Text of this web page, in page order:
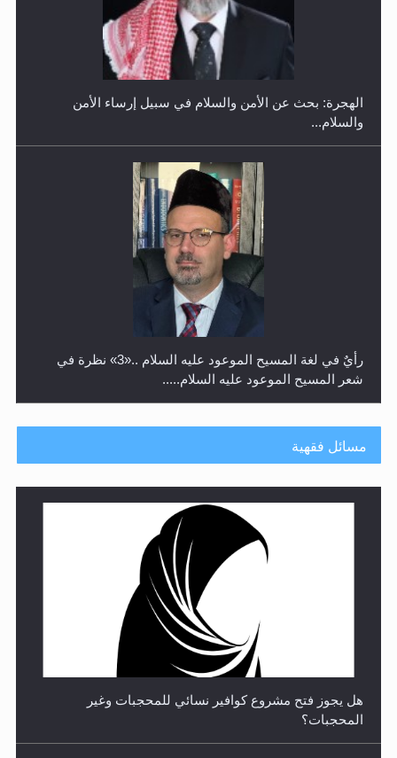
إتمام حفظ القرآن الكريم لثلاثة طلاب من مدرسة الحفظ في
الهجرة: بحث عن الأمن والسلام في سبيل إرساء الأمن
والسلام...
رأيٌ في لغة المسيح الموعود عليه السلام ..«3» نظرة في
شعر المسيح الموعود عليه السلام.....
**الحصن الحصين من وساوس المعارضين ...**...
مسائل فقهية
هل يجوز فتح مشروع كوافير نسائي للمحجبات وغير
المحجبات؟